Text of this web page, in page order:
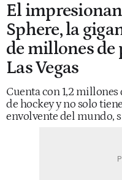
El
Sphere, la
de millones de
Las Vegas
Cuenta con 1,2
de hockey y no solo
envolvente del mundo,